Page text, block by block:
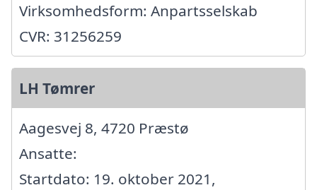
Virksomhedsform: Anpartsselskab
CVR: 31256259
LH Tømrer
Aagesvej 8, 4720 Præstø
Ansatte:
Startdato: 19. oktober 2021,